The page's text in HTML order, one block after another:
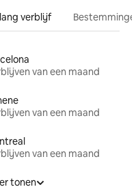
verblijf
van een maand
van een maand
van een maand
tonen